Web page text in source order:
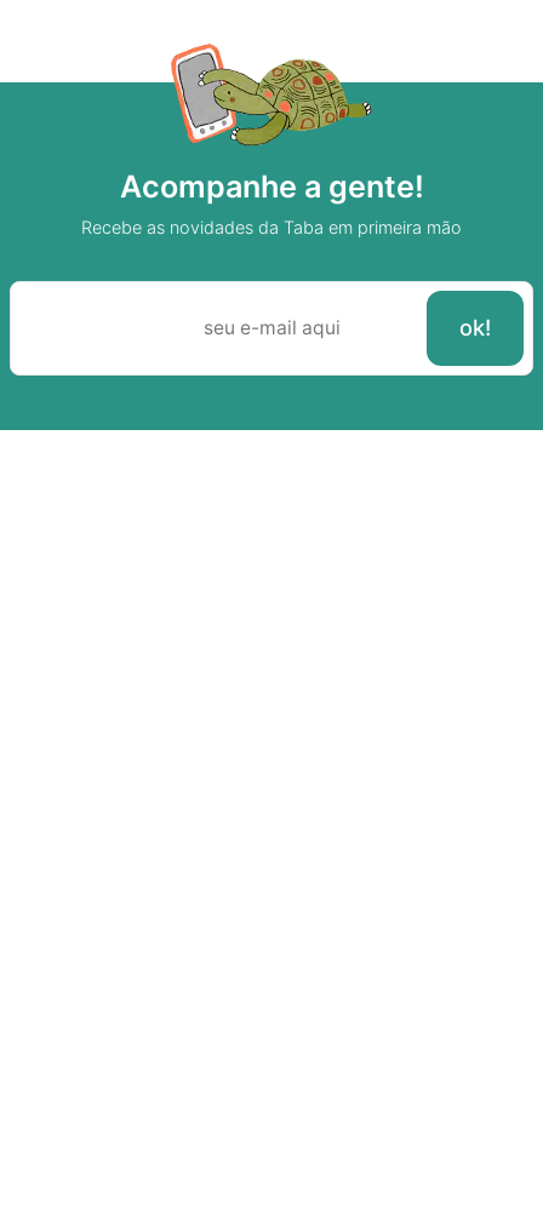
Acompanhe a gente!
Recebe as novidades da Taba em primeira mão